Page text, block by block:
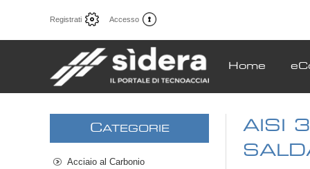
Registrati Accesso
Home
AISI
CATEGORIE
Acciaio al Carbonio